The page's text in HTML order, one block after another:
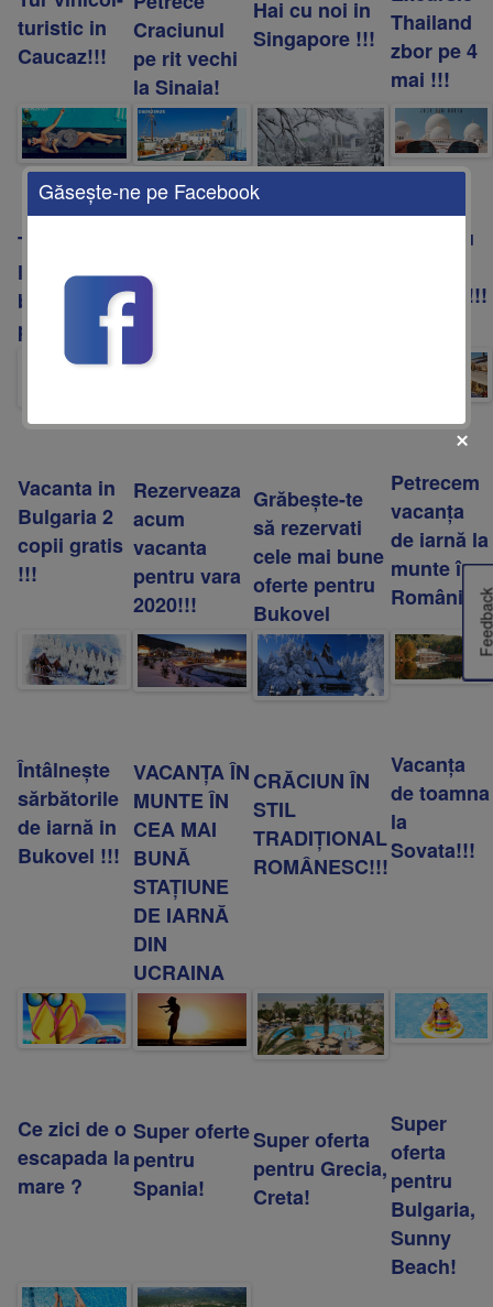
turistic in
Caucaz!!!
Craciunul
pe rit vechi
la Sinaia!
Hai cu noi in
Singapore !!!
Thailand
zbor pe 4
mai !!!
Turcia 2020
la cele mai
bune
preturi !!!
Booking
Halkidiki
2020 !!!
Dubai cu
Odessa !!!
Vacanta in
Bulgaria 2
copii gratis
!!!
Rezerveaza
acum
vacanta
pentru vara
2020!!!
Grăbește-te
să rezervati
cele mai bune
oferte pentru
Bukovel
Petrecem
vacanța
de iarnă la
munte în
România!
Întâlnește
sărbătorile
de iarnă in
Bukovel !!!
VACANȚA ÎN
MUNTE ÎN
CEA MAI
BUNĂ
STAȚIUNE
DE IARNĂ
DIN
UCRAINA
CRĂCIUN ÎN
STIL
TRADIŢIONAL
ROMÂNESC!!!
Vacanța
de toamna
la
Sovata!!!
Ce zici de o
escapada la
mare ?
Super oferte
pentru
Spania!
Super oferta
pentru Grecia,
Creta!
Super
oferta
pentru
Bulgaria,
Sunny
Beach!
Găseşte-ne pe Facebook
fii prietenul nostru pe facebook
Află primul cele mai noi oferte